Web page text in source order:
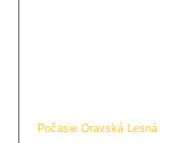
Počasie Oravská Lesná